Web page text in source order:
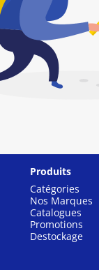
Produits
Catégories
Nos Marques
Catalogues
Promotions
Destockage